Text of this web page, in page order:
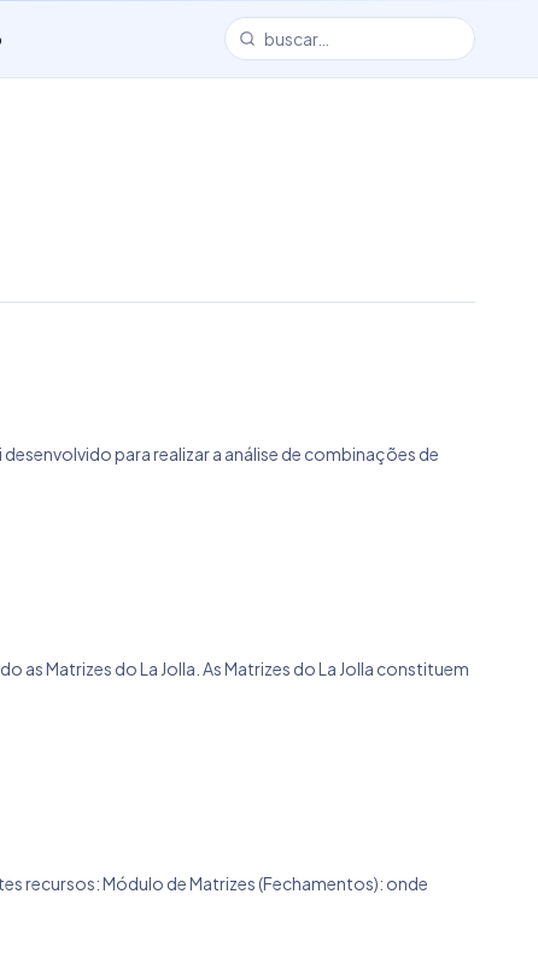
para realizar a análise de combinações de
Matrizes do La Jolla. As Matrizes do La Jolla constituem
recursos: Módulo de Matrizes (Fechamentos): onde